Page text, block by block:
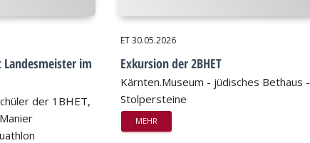
im
der 1BHET,
ET30.05.2026
Exkursion der 2BHET
Kärnten.Museum - jüdisches Bethaus -
Stolpersteine
MEHR